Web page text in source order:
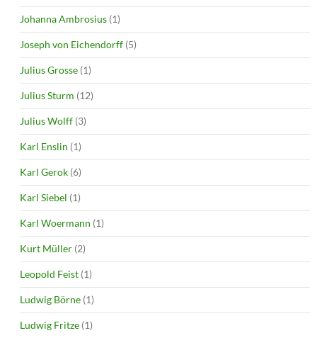
Johanna Ambrosius (1)
Joseph von Eichendorff (5)
Julius Grosse (1)
Julius Sturm (12)
Julius Wolff (3)
Karl Enslin (1)
Karl Gerok (6)
Karl Siebel (1)
Karl Woermann (1)
Kurt Müller (2)
Leopold Feist (1)
Ludwig Börne (1)
Ludwig Fritze (1)